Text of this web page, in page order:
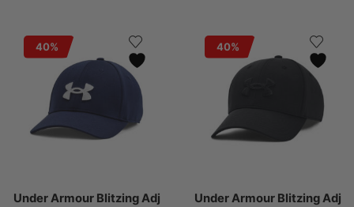
40%
Under Armour Blitzing Adj
40%
Under Armour Blitzing Adj